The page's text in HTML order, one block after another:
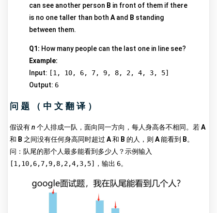
can see another person B in front of them if there
is no one taller than both Aand B standing
between them.
Q1: How many people can the last one in line see?
Example:
Input: [1, 10, 6, 7, 9, 8, 2, 4, 3, 5]
Output: 6
问题（中文翻译）
假设有n 个人排成一队，面向同一方向，每人身高各不相同。若A
和 B 之间没有任何身高同时超过 A和 B 的人，则 A能看到 B。
问：队尾的那个人最多能看到多少人？示例输入
[1,10,6,7,9,8,2,4,3,5]
，输出 6。